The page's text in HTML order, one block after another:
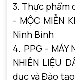
3. Thực phẩm
- MỘC MIỄN
Ninh Bình
4. PPG - MÁY
NHIÊN LIỆU
dục và Đào